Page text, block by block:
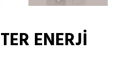
ENERJİ